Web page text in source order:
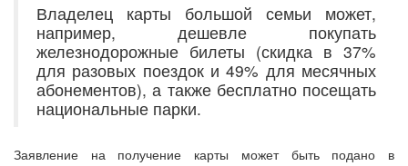
Владелец карты большой семьи может,
например, дешевле покупать
железнодорожные билеты (скидка в 37%
для разовых поездок и 49% для месячных
абонементов), а также бесплатно посещать
национальные парки.
Заявление на получение карты может быть подано в